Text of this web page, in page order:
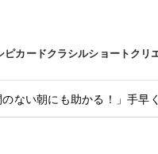
ピカードクラシルショートクリ
のない朝にも助かる！」手早